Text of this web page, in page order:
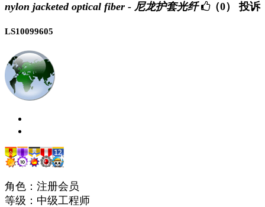
nylon jacketed optical fiber - 尼龙护套光纤 （0） 投诉
LS10099605
角色：注册会员
等级：中级工程师